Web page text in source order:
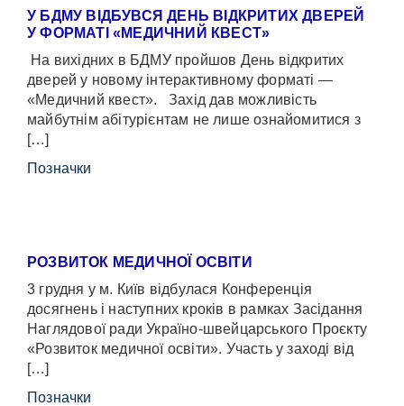
У БДМУ ВІДБУВСЯ ДЕНЬ ВІДКРИТИХ ДВЕРЕЙ
У ФОРМАТІ «МЕДИЧНИЙ КВЕСТ»
На вихідних в БДМУ пройшов День відкритих
дверей у новому інтерактивному форматі —
«Медичний квест». Захід дав можливість
майбутнім абітурієнтам не лише ознайомитися з
[…]
Позначки
РОЗВИТОК МЕДИЧНОЇ ОСВІТИ
3 грудня у м. Київ відбулася Конференція
досягнень і наступних кроків в рамках Засідання
Наглядової ради Україно-швейцарського Проєкту
«Розвиток медичної освіти». Участь у заході від
[…]
Позначки